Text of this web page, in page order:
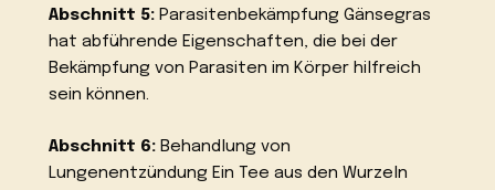
Abschnitt 5: Parasitenbekämpfung Gänsegras
hat abführende Eigenschaften, die bei der
Bekämpfung von Parasiten im Körper hilfreich
sein können.
Abschnitt 6:Behandlung von
Lungenentzündung Ein Tee aus den Wurzeln